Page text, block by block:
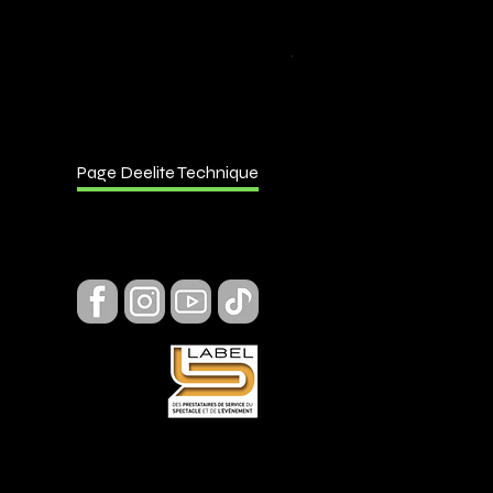
S36R - Prolyte
Page Deelite Technique